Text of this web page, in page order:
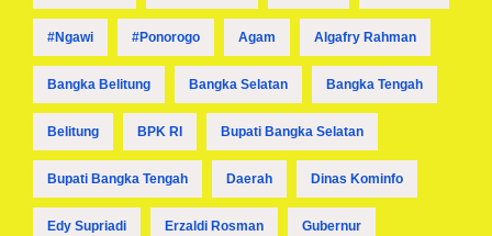
#ngawi #ponorogo Agam Algafry Rahman
Bangka Belitung Bangka Selatan Bangka Tengah
Belitung BPK RI Bupati Bangka Selatan
Bupati Bangka Tengah Daerah Dinas Kominfo
Edy Supriadi Erzaldi Rosman Gubernur